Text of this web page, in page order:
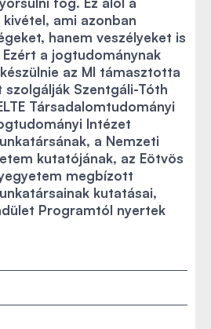
ami azonban
hanem veszélyeket is
a jogtudománynak
az MI támasztotta
szolgálják Szentgáli-Tóth
Társadalomtudományi
Intézet
a Nemzeti
kutatójának, az Eötvös
megbízott
kutatásai,
Programtól nyertek